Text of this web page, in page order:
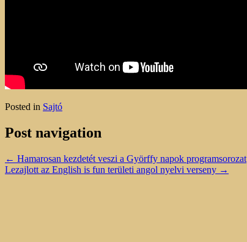
Posted in Sajtó
Post navigation
← Hamarosan kezdetét veszi a Györffy napok programsorozat
Lezajlott az English is fun területi angol nyelvi verseny →